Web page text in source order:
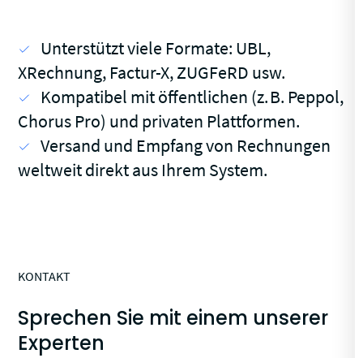
Unterstützt viele Formate: UBL,
XRechnung, Factur-X, ZUGFeRD usw.
Kompatibel mit öffentlichen (z. B. Peppol,
Chorus Pro) und privaten Plattformen.
Versand und Empfang von Rechnungen
weltweit direkt aus Ihrem System.
KONTAKT
Sprechen Sie mit einem unserer
Experten